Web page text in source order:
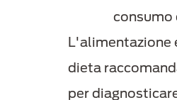
consumo
L'alimentazione
dieta
per